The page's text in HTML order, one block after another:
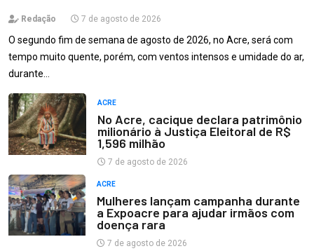
Redação 7 de agosto de 2026
O segundo fim de semana de agosto de 2026, no Acre, será com
tempo muito quente, porém, com ventos intensos e umidade do ar,
durante…
ACRE
No Acre, cacique declara patrimônio
milionário à Justiça Eleitoral de R$
1,596 milhão
7 de agosto de 2026
ACRE
Mulheres lançam campanha durante
a Expoacre para ajudar irmãos com
doença rara
7 de agosto de 2026